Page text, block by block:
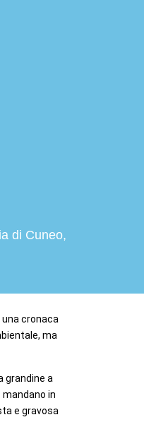
di Cuneo,
cronaca
ma
grandine a
in
e gravosa